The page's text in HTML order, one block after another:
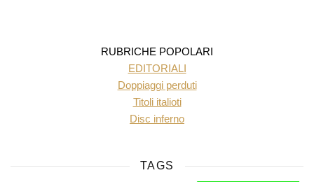
RUBRICHE POPOLARI
EDITORIALI
Doppiaggi perduti
Titoli italioti
Disc inferno
TAGS